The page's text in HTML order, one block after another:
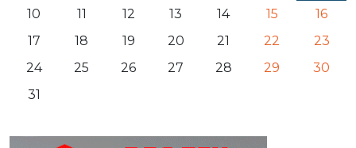
10
11 12 13 14 15
16
17
18 19 20 21 22
23
24
25 26 27 28 29
30
31